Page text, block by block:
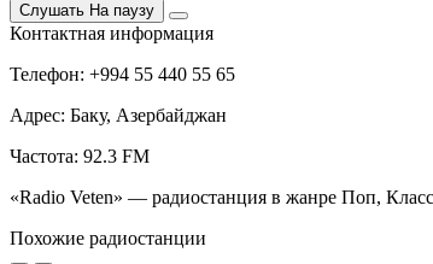
Слушать На паузу
Контактная информация
Телефон: +994 55 440 55 65
Адрес: Баку, Азербайджан
Частота: 92.3 FM
«Radio Veten» — радиостанция в жанре Поп,
Похожие радиостанции